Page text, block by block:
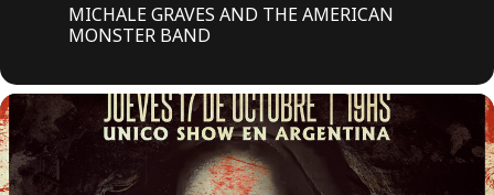
MICHALE GRAVES AND THE AMERICAN
MONSTER BAND